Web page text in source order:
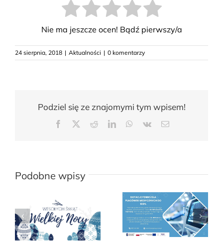
Nie ma jeszcze ocen! Bądź pierwszy/a
24 sierpnia, 2018 | Aktualności | 0 komentarzy
Podziel się ze znajomymi tym wpisem!
Facebook RedditLinkedInWhatsApp
Vk Email
Podobne wpisy